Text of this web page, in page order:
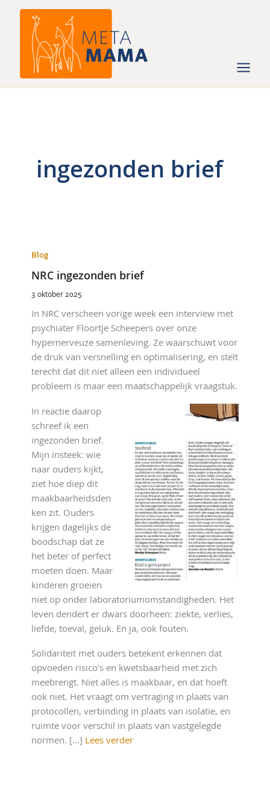
ingezonden brief
Blog
NRC ingezonden brief
3 oktober 2025
In NRC verscheen vorige week een interview met
psychiater Floortje Scheepers over onze
hypernerveuze samenleving. Ze waarschuwt voor
de druk van versnelling en optimalisering, en stelt
terecht dat dit niet alleen een individueel
probleem is maar een maatschappelijk vraagstuk.
In reactie daarop
schreef ik een
ingezonden brief.
Mijn insteek: wie
naar ouders kijkt,
ziet hoe diep dit
maakbaarheidsden
ken zit. Ouders
krijgen dagelijks de
boodschap dat ze
het beter of perfect
moeten doen. Maar
kinderen groeien
niet op onder laboratoriumomstandigheden. Het
leven dendert er dwars doorheen: ziekte, verlies,
liefde, toeval, geluk. En ja, ook fouten.
Solidariteit met ouders betekent erkennen dat
opvoeden risico’s en kwetsbaarheid met zich
meebrengt. Niet alles is maakbaar, en dat hoeft
ook niet. Het vraagt om vertraging in plaats van
protocollen, verbinding in plaats van isolatie, en
ruimte voor verschil in plaats van vastgelegde
normen. [...] Lees verder